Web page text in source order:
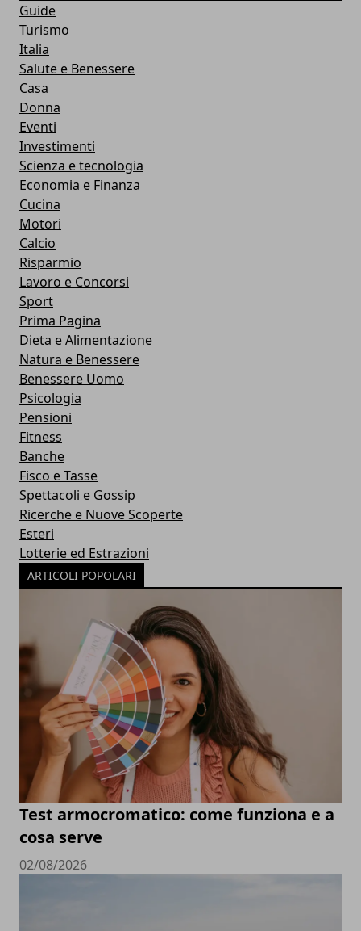
Guide
Turismo
Italia
Salute e Benessere
Casa
Donna
Eventi
Investimenti
Scienza e tecnologia
Economia e Finanza
Cucina
Motori
Calcio
Risparmio
Lavoro e Concorsi
Sport
Prima Pagina
Dieta e Alimentazione
Natura e Benessere
Benessere Uomo
Psicologia
Pensioni
Fitness
Banche
Fisco e Tasse
Spettacoli e Gossip
Ricerche e Nuove Scoperte
Esteri
Lotterie ed Estrazioni
ARTICOLI POPOLARI
Test armocromatico: come funziona e a
cosa serve
02/08/2026